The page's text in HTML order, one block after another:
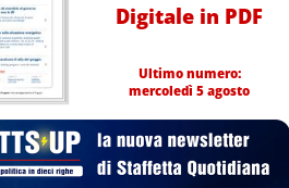
Guerrera
17.19.
Digitale in PDF
Ultimo numero:
mercoledì 5 agosto